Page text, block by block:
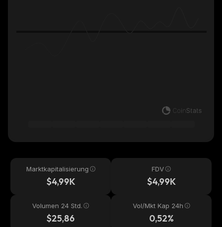
Marktkapitalisierung
$4,99K
FDV
$4,99K
Volumen 24 Std.
$25,86
Vol/Mkt Kap 24h
0,52%